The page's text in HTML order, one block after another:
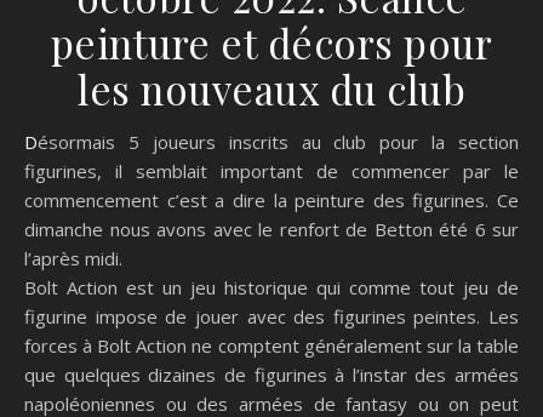
peinture et décors pour
les nouveaux du club
Désormais 5 joueurs inscrits au club pour la section
figurines, il semblait important de commencer par le
commencement c’est a dire la peinture des figurines. Ce
dimanche nous avons avec le renfort de Betton été 6 sur
l’après midi.
Bolt Action est un jeu historique qui comme tout jeu de
figurine impose de jouer avec des figurines peintes. Les
forces à Bolt Action ne comptent généralement sur la table
que quelques dizaines de figurines à l’instar des armées
napoléoniennes ou des armées de fantasy ou on peut